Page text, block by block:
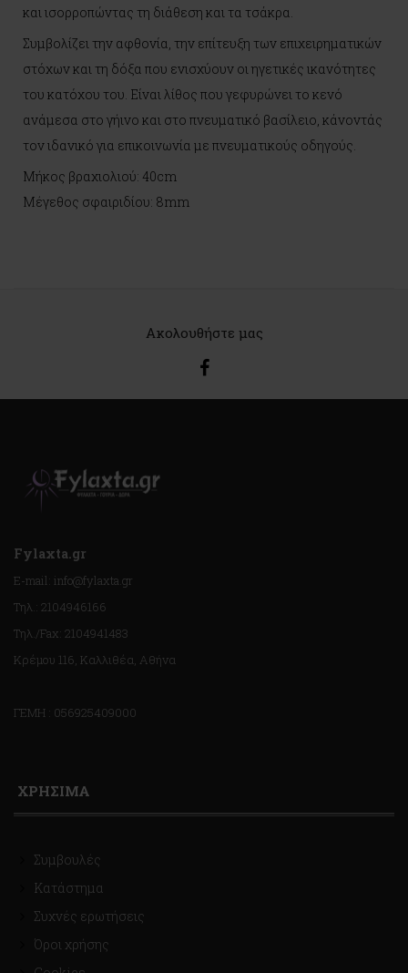
και ισορροπώντας τη διάθεση και τα τσάκρα.
Συμβολίζει την αφθονία, την επίτευξη των επιχειρηματικών
στόχων και τη δόξα που ενισχύουν οι ηγετικές ικανότητες
του κατόχου του. Είναι λίθος που γεφυρώνει το κενό
ανάμεσα στο γήινο και στο πνευματικό βασίλειο, κάνοντάς
τον ιδανικό για επικοινωνία με πνευματικούς οδηγούς.
Μήκος βραχιολιού: 40cm
Μέγεθος σφαιριδίου: 8mm
Ακολουθήστε μας
Fylaxta.gr
E-mail: info@fylaxta.gr
Τηλ.: 2104946166
Τηλ./Fax: 2104941483
Κρέμου 116, Καλλιθέα, Αθήνα
ΓΕΜΗ : 056925409000
ΧΡΗΣΙΜΑ
Συμβουλές
Κατάστημα
Συχνές ερωτήσεις
Όροι χρήσης